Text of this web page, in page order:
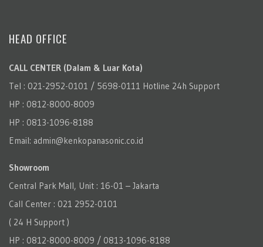
HEAD OFFICE
CALL CENTER (Dalam & Luar Kota)
Tel : 021-2952-0101 / 5698-0111 Hotline 24h Support
HP : 0812-8000-8009
HP : 0813-1096-8188
Email: admin@kenkopanasonic.co.id
Showroom
Central Park Mall, Unit : 16-01 – Jakarta
Call Center : 021 2952-0101
( 24 H Support )
HP : 0812-8000-8009 / 0813-1096-8188